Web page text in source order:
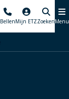
BellenMijn ETZZoekenMenu